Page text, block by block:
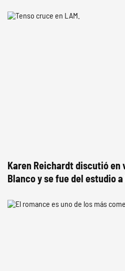
Karen Reichardt discutió en
Blanco y se fue del estudio